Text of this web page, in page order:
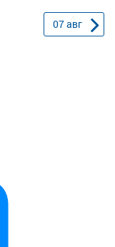
07авг